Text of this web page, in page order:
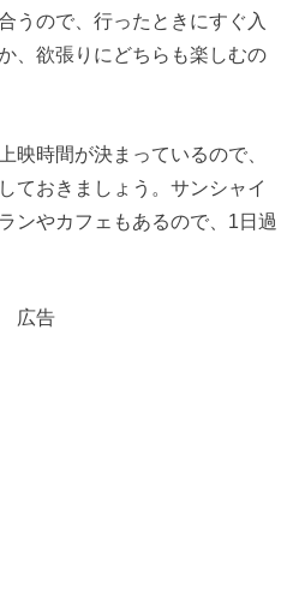
うので、行ったときにすぐ入
、欲張りにどちらも楽しむの
映時間が決まっているので、
ておきましょう。サンシャイ
ンやカフェもあるので、1日過
広告